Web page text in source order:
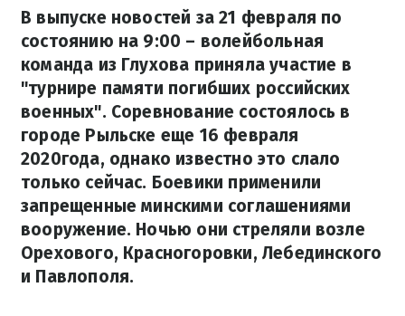
В выпуске новостей за 21 февраля по
состоянию на 9:00 – волейбольная
команда из Глухова приняла участие в
"турнире памяти погибших российских
военных". Соревнование состоялось в
городе Рыльске еще 16 февраля
2020года, однако известно это слало
только сейчас. Боевики применили
запрещенные минскими соглашениями
вооружение. Ночью они стреляли возле
Орехового, Красногоровки, Лебединского
и Павлополя.